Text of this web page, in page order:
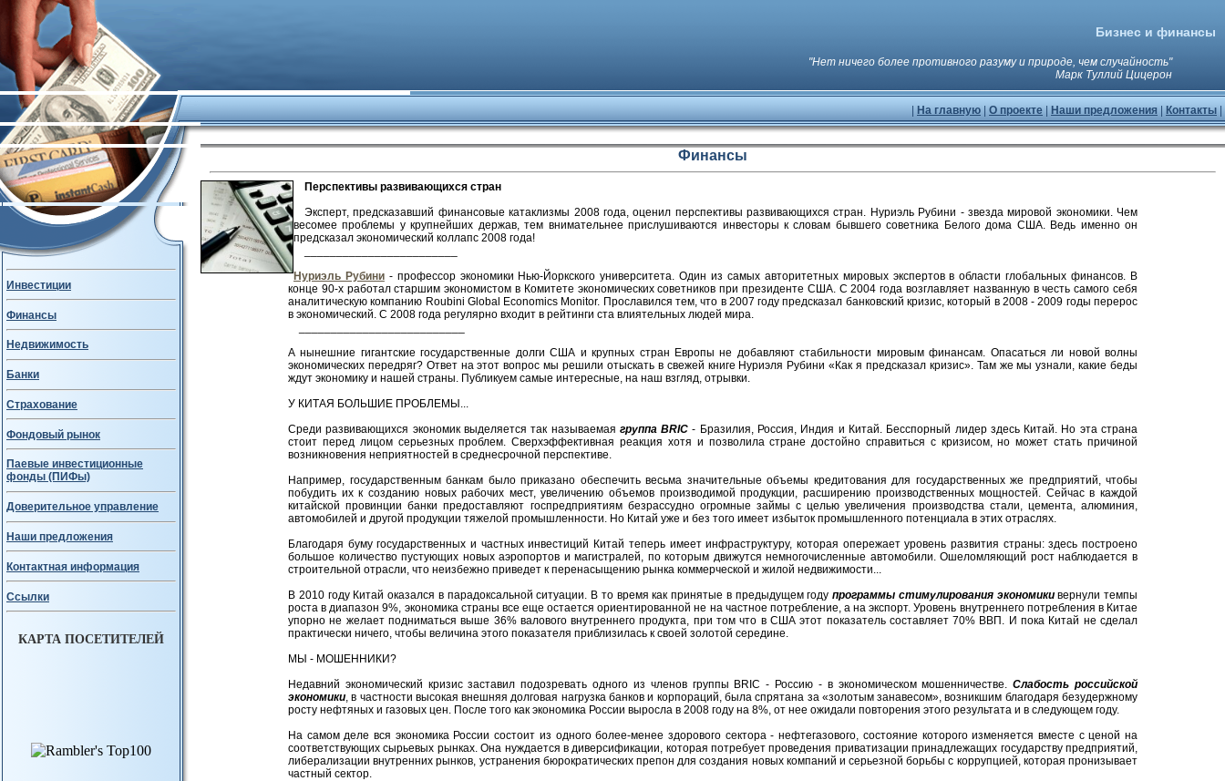
Бизнес и финансы
"Нет ничего более противного разуму и природе, чем случайность"
Марк Туллий Цицерон
На главную О проекте Наши предложения Контакты
Инвестиции
Финансы
Недвижимость
Банки
Страхование
Фондовый рынок
Паевые инвестиционные
фонды (ПИФы)
Доверительное управление
Наши предложения
Контактная информация
Ссылки
КАРТА ПОСЕТИТЕЛЕЙ
Финансы
Перспективы развивающихся стран
Эксперт, предсказавший финансовые катаклизмы 2008 года, оценил перспективы развивающихся стран. Нуриэль Рубини - звезда мировой экономики. Чем
весомее проблемы у крупнейших держав, тем внимательнее прислушиваются инвесторы к словам бывшего советника Белого дома США. Ведь именно он
предсказал экономический коллапс 2008 года!
Нуриэль Рубини- профессор экономики Нью-Йоркского университета. Один из самых авторитетных мировых экспертов в области глобальных финансов. В
конце 90-х работал старшим экономистом в Комитете экономических советников при президенте США. С 2004 года возглавляет названную в честь самого себя
аналитическую компанию Roubini Global Economics Monitor. Прославился тем, что в 2007 году предсказал банковский кризис, который в 2008 - 2009 годы перерос
в экономический. С 2008 года регулярно входит в рейтинги ста влиятельных людей мира.
А нынешние гигантские государственные долги США и крупных стран Европы не добавляют стабильности мировым финансам. Опасаться ли новой волны
экономических передряг? Ответ на этот вопрос мы решили отыскать в свежей книге Нуриэля Рубини «Как я предсказал кризис». Там же мы узнали, какие беды
ждут экономику и нашей страны. Публикуем самые интересные, на наш взгляд, отрывки.
У КИТАЯ БОЛЬШИЕ ПРОБЛЕМЫ...
Среди развивающихся экономик выделяется так называемая группа BRIC - Бразилия, Россия, Индия и Китай. Бесспорный лидер здесь Китай. Но эта страна
стоит перед лицом серьезных проблем. Сверхэффективная реакция хотя и позволила стране достойно справиться с кризисом, но может стать причиной
возникновения неприятностей в среднесрочной перспективе.
Например, государственным банкам было приказано обеспечить весьма значительные объемы кредитования для государственных же предприятий, чтобы
побудить их к созданию новых рабочих мест, увеличению объемов производимой продукции, расширению производственных мощностей. Сейчас в каждой
китайской провинции банки предоставляют госпредприятиям безрассудно огромные займы с целью увеличения производства стали, цемента, алюминия,
автомобилей и другой продукции тяжелой промышленности. Но Китай уже и без того имеет избыток промышленного потенциала в этих отраслях.
Благодаря буму государственных и частных инвестиций Китай теперь имеет инфраструктуру, которая опережает уровень развития страны: здесь построено
большое количество пустующих новых аэропортов и магистралей, по которым движутся немногочисленные автомобили. Ошеломляющий рост наблюдается в
строительной отрасли, что неизбежно приведет к перенасыщению рынка коммерческой и жилой недвижимости...
В 2010 году Китай оказался в парадоксальной ситуации. В то время как принятые в предыдущем году программы стимулирования экономикивернули темпы
роста в диапазон 9%, экономика страны все еще остается ориентированной не на частное потребление, а на экспорт. Уровень внутреннего потребления в Китае
упорно не желает подниматься выше 36% валового внутреннего продукта, при том что в США этот показатель составляет 70% ВВП. И пока Китай не сделал
практически ничего, чтобы величина этого показателя приблизилась к своей золотой середине.
МЫ - МОШЕННИКИ?
Недавний экономический кризис заставил подозревать одного из членов группы BRIC - Россию - в экономическом мошенничестве.Слабость российской
экономики, в частности высокая внешняя долговая нагрузка банков и корпораций, была спрятана за «золотым занавесом», возникшим благодаря безудержному
росту нефтяных и газовых цен. После того как экономика России выросла в 2008 году на 8%, от нее ожидали повторения этого результата и в следующем году.
На самом деле вся экономика России состоит из одного более-менее здорового сектора - нефтегазового, состояние которого изменяется вместе с ценой на
соответствующих сырьевых рынках. Она нуждается в диверсификации, которая потребует проведения приватизации принадлежащих государству предприятий,
либерализации внутренних рынков, устранения бюрократических препон для создания новых компаний и серьезной борьбы с коррупцией, которая пронизывает
частный сектор.